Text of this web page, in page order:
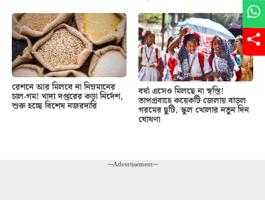
রেশনে আর মিলবে না নিম্নমানের
চাল-গম! খাদ্য দপ্তরের কড়া নির্দেশ,
শুরু হচ্ছে বিশেষ নজরদারি
বর্ষা এসেও মিলছে না স্বস্তি!
তাপপ্রবাহে কয়েকটি জেলায় বাড়ল
গরমের ছুটি, স্কুল খোলার নতুন দিন
ঘোষণা
---Advertisement---